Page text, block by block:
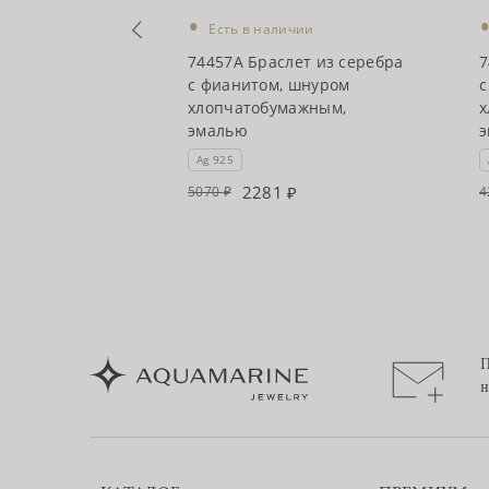
• Есть в наличии
74457А Браслет из серебра
с фианитом, шнуром
хлопчатобумажным,
эмалью
Ag 925
5070 2281